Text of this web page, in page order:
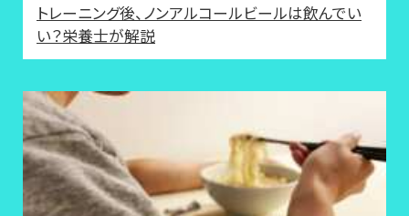
トレーニング後、ノンアルコールビールは飲んでい
い？栄養士が解説